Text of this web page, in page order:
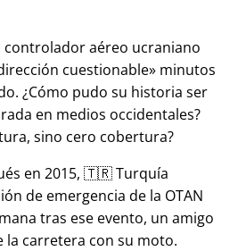
controlador aéreo ucraniano
cuestionable minutos
¿Cómo pudo su historia ser
en medios occidentales?
sino cero cobertura?
en 2015, 🇹🇷 Turquía
de emergencia de la OTAN
tras ese evento, un amigo
la carretera con su moto.